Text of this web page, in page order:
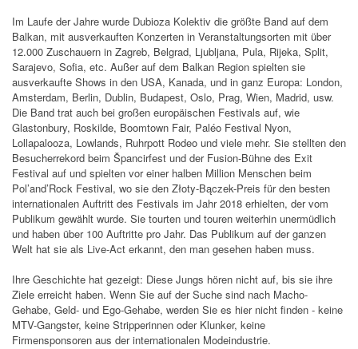
Im Laufe der Jahre wurde Dubioza Kolektiv die größte Band auf dem
Balkan, mit ausverkauften Konzerten in Veranstaltungsorten mit über
12.000 Zuschauern in Zagreb, Belgrad, Ljubljana, Pula, Rijeka, Split,
Sarajevo, Sofia, etc. Außer auf dem Balkan Region spielten sie
ausverkaufte Shows in den USA, Kanada, und in ganz Europa: London,
Amsterdam, Berlin, Dublin, Budapest, Oslo, Prag, Wien, Madrid, usw.
Die Band trat auch bei großen europäischen Festivals auf, wie
Glastonbury, Roskilde, Boomtown Fair, Paléo Festival Nyon,
Lollapalooza, Lowlands, Ruhrpott Rodeo und viele mehr. Sie stellten den
Besucherrekord beim Špancirfest und der Fusion-Bühne des Exit
Festival auf und spielten vor einer halben Million Menschen beim
Pol’and’Rock Festival, wo sie den Złoty-Bączek-Preis für den besten
internationalen Auftritt des Festivals im Jahr 2018 erhielten, der vom
Publikum gewählt wurde. Sie tourten und touren weiterhin unermüdlich
und haben über 100 Auftritte pro Jahr. Das Publikum auf der ganzen
Welt hat sie als Live-Act erkannt, den man gesehen haben muss.
Ihre Geschichte hat gezeigt: Diese Jungs hören nicht auf, bis sie ihre
Ziele erreicht haben. Wenn Sie auf der Suche sind nach Macho-
Gehabe, Geld- und Ego-Gehabe, werden Sie es hier nicht finden - keine
MTV-Gangster, keine Stripperinnen oder Klunker, keine
Firmensponsoren aus der internationalen Modeindustrie.